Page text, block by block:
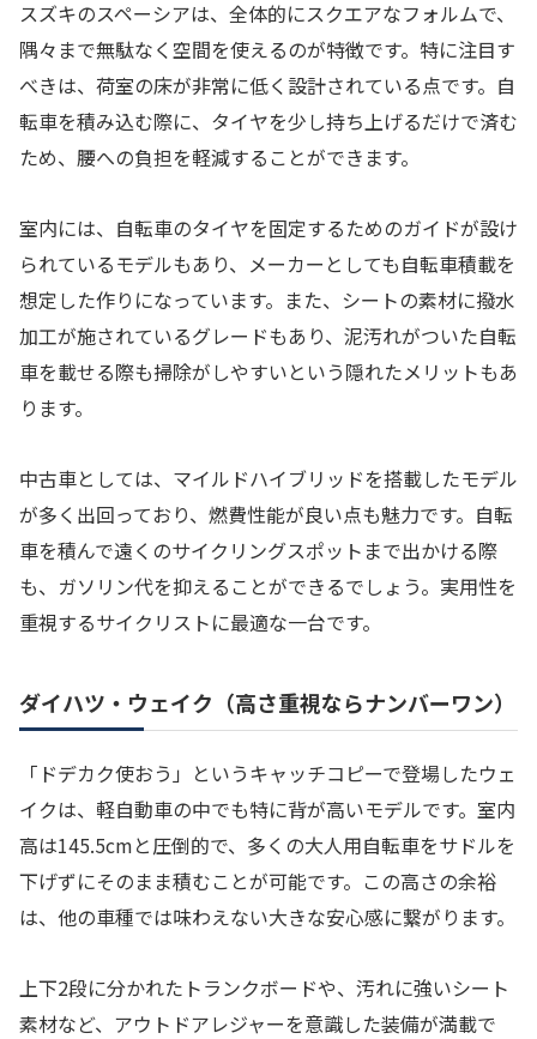
スズキのスペーシアは、全体的にスクエアなフォルムで、
隅々まで無駄なく空間を使えるのが特徴です。特に注目す
べきは、荷室の床が非常に低く設計されている点です。自
転車を積み込む際に、タイヤを少し持ち上げるだけで済む
ため、腰への負担を軽減することができます。
室内には、自転車のタイヤを固定するためのガイドが設け
られているモデルもあり、メーカーとしても自転車積載を
想定した作りになっています。また、シートの素材に撥水
加工が施されているグレードもあり、泥汚れがついた自転
車を載せる際も掃除がしやすいという隠れたメリットもあ
ります。
中古車としては、マイルドハイブリッドを搭載したモデル
が多く出回っており、燃費性能が良い点も魅力です。自転
車を積んで遠くのサイクリングスポットまで出かける際
も、ガソリン代を抑えることができるでしょう。実用性を
重視するサイクリストに最適な一台です。
ダイハツ・ウェイク（高さ重視ならナンバーワン）
「ドデカク使おう」というキャッチコピーで登場したウェ
イクは、軽自動車の中でも特に背が高いモデルです。室内
高は145.5cmと圧倒的で、多くの大人用自転車をサドルを
下げずにそのまま積むことが可能です。この高さの余裕
は、他の車種では味わえない大きな安心感に繋がります。
上下2段に分かれたトランクボードや、汚れに強いシート
素材など、アウトドアレジャーを意識した装備が満載で